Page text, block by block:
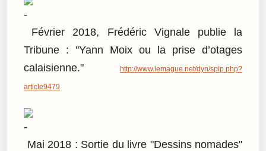
Février 2018, Frédéric Vignale publie la
Tribune : "Yann Moix ou la prise d’otages
calaisienne."
http://www.lemague.net/dyn/spip.php?
article9479
Mai 2018 : Sortie du livre "Dessins nomades"